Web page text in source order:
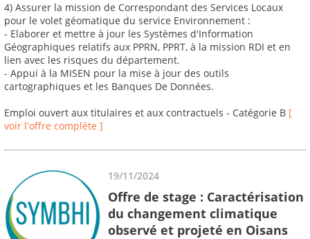
4) Assurer la mission de Correspondant des Services Locaux
pour le volet géomatique du service Environnement :
- Elaborer et mettre à jour les Systèmes d'Information
Géographiques relatifs aux PPRN, PPRT, à la mission RDI et en
lien avec les risques du département.
- Appui à la MISEN pour la mise à jour des outils
cartographiques et les Banques De Données.
Emploi ouvert aux titulaires et aux contractuels - Catégorie B [
voir l'offre complète ]
19/11/2024
Offre de stage : Caractérisation
du changement climatique
observé et projeté en Oisans